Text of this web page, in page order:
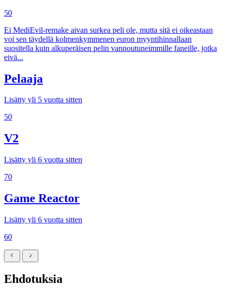
50
Ei MediEvil-remake aivan surkea peli ole, mutta sitä ei oikeastaan
voi sen täydellä kolmenkymmenen euron myyntihinnallaan
suositella kuin alkuperäisen pelin vannoutuneimmille faneille, jotka
eivä...
Pelaaja
Lisätty yli 5 vuotta sitten
50
V2
Lisätty yli 6 vuotta sitten
70
Game Reactor
Lisätty yli 6 vuotta sitten
60
Ehdotuksia